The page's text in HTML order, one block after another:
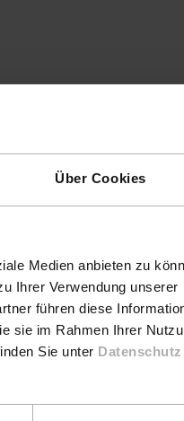
Über Cookies
Medien anbieten zu
Ihrer Verwendung unserer
führen diese
sie im Rahmen Ihrer
Sie unter Datenschutz